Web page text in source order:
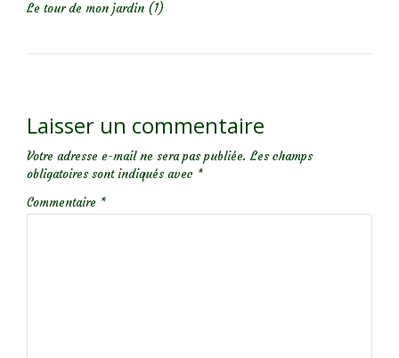
Le tour de mon jardin (1)
Laisser un commentaire
Votre adresse e-mail ne sera pas publiée. Les champs
obligatoires sont indiqués avec *
Commentaire *